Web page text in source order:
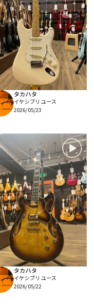
タカハタ
イケシブリユース
2026/05/23
タカハタ
イケシブリユース
2026/05/22